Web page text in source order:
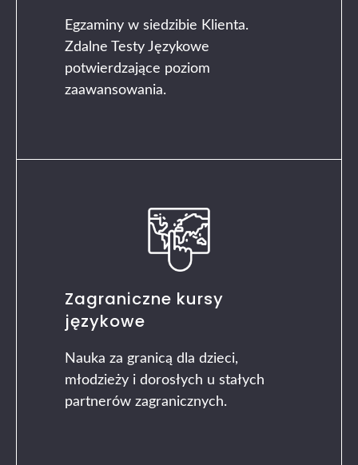
Egzaminy w siedzibie Klienta.
Zdalne Testy Językowe
potwierdzające poziom
zaawansowania.
Zagraniczne kursy
językowe
Nauka za granicą dla dzieci,
młodzieży i dorosłych u stałych
partnerów zagranicznych.